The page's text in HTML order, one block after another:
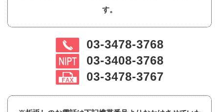
す。
03-3478-3768
03-3408-3768
03-3478-3767